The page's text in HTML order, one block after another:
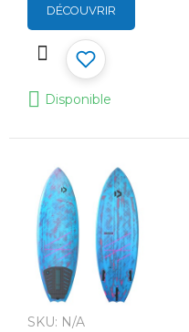
DÉCOUVRIR
Disponible
SKU: N/A